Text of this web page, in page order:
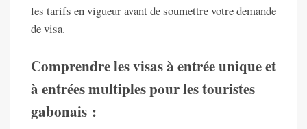
les tarifs en vigueur avant de soumettre votre demande
de visa.
Comprendre les visas à entrée unique et
à entrées multiples pour les touristes
gabonais :